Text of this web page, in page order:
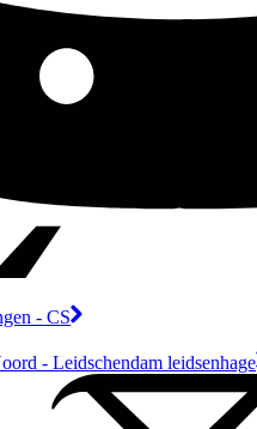
- CS
- Leidschendam leidsenhage